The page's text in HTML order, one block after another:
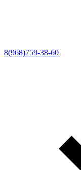
8(968)759-38-60